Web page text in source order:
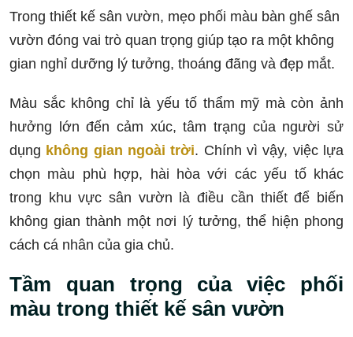
Trong thiết kế sân vườn, mẹo phối màu bàn ghế sân
vườn đóng vai trò quan trọng giúp tạo ra một không
gian nghỉ dưỡng lý tưởng, thoáng đãng và đẹp mắt.
Màu sắc không chỉ là yếu tố thẩm mỹ mà còn ảnh
hưởng lớn đến cảm xúc, tâm trạng của người sử
dụng không gian ngoài trời. Chính vì vậy, việc lựa
chọn màu phù hợp, hài hòa với các yếu tố khác
trong khu vực sân vườn là điều cần thiết để biến
không gian thành một nơi lý tưởng, thể hiện phong
cách cá nhân của gia chủ.
Tầm quan trọng của việc phối
màu trong thiết kế sân vườn